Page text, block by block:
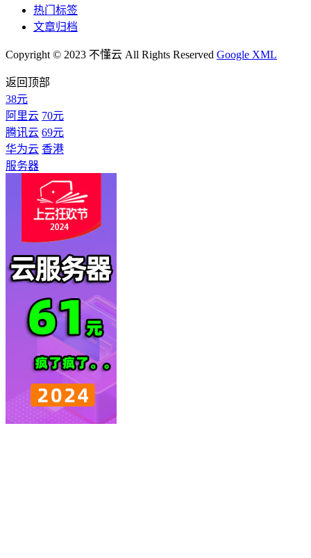
热门标签
文章归档
Copyright © 2023 不懂云 All Rights Reserved Google XML
返回顶部
38元
阿里云 70元
腾讯云 69元
华为云 香港
服务器